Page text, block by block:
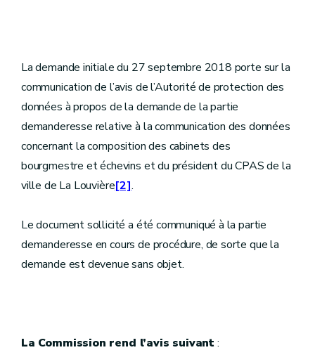
La demande initiale du 27 septembre 2018 porte sur la
communication de l’avis de l’Autorité de protection des
données à propos de la demande de la partie
demanderesse relative à la communication des données
concernant la composition des cabinets des
bourgmestre et échevins et du président du CPAS de la
ville de La Louvière[2].
​​​​​​​Le document sollicité a été communiqué à la partie
demanderesse en cours de procédure, de sorte que la
demande est devenue sans objet.
La Commission rend l’avis suivant: